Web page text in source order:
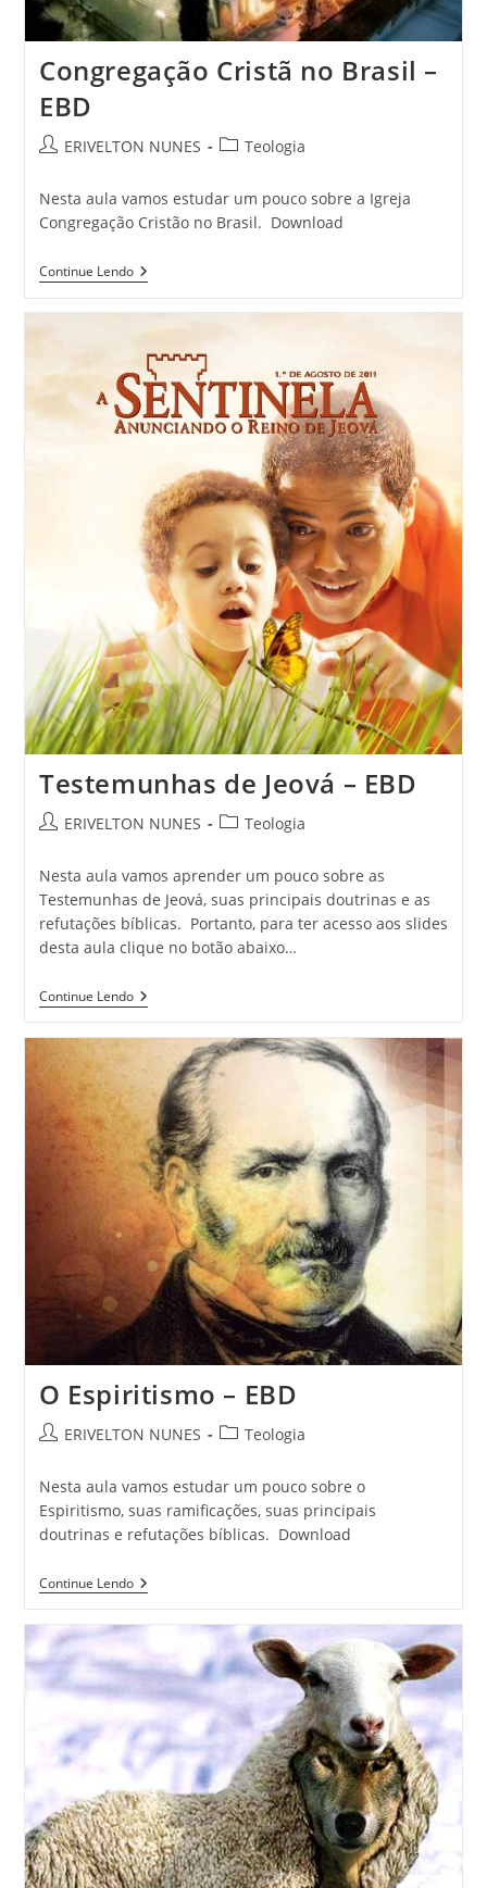
Congregação Cristã no Brasil –
EBD
ERIVELTON NUNES Teologia
Nesta aula vamos estudar um pouco sobre a Igreja
Congregação Cristão no Brasil. Download
Continue Lendo
Testemunhas de Jeová – EBD
ERIVELTON NUNES Teologia
Nesta aula vamos aprender um pouco sobre as
Testemunhas de Jeová, suas principais doutrinas e as
refutações bíblicas. Portanto, para ter acesso aos slides
desta aula clique no botão abaixo…
Continue Lendo
O Espiritismo – EBD
ERIVELTON NUNES Teologia
Nesta aula vamos estudar um pouco sobre o
Espiritismo, suas ramificações, suas principais
doutrinas e refutações bíblicas. Download
Continue Lendo